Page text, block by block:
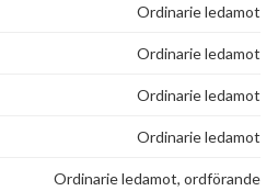
Ordinarie ledamot
Ordinarie ledamot
Ordinarie ledamot
Ordinarie ledamot
Ordinarie ledamot, ordförande